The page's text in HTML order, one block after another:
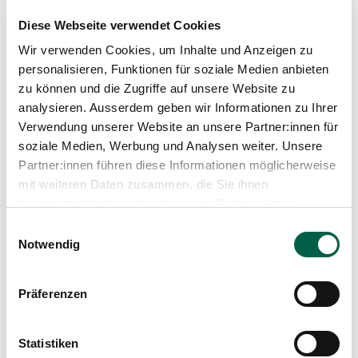
Diese Webseite verwendet Cookies
Wir verwenden Cookies, um Inhalte und Anzeigen zu
personalisieren, Funktionen für soziale Medien anbieten
zu können und die Zugriffe auf unsere Website zu
analysieren. Ausserdem geben wir Informationen zu Ihrer
Verwendung unserer Website an unsere Partner:innen für
soziale Medien, Werbung und Analysen weiter. Unsere
Partner:innen führen diese Informationen möglicherweise
mit weiteren Daten zusammen, die Sie ihnen
Notwendig
Präferenzen
Statistiken
Unser Angebot im Bereich der
Computertomografie (CT)
Untersuchung sämtlicher Körperregionen (Kopf,
Hals, Lunge, Bauchraum, Gelenke)
Untersuchung der Gefässe (Angio-CT)
Hochaufgelöste CT-Untersuchungen zum Beispiel
(Dental-CT)
Herz-CT (Calciumscoring, Koronariendarstellung)
Dual-Energy CT zum Beispiel im Rahmen der
CT mit niedriger Dosis (low-dose CT) zum Beispiel
zum Ausschluss von Lungenherden oder zum